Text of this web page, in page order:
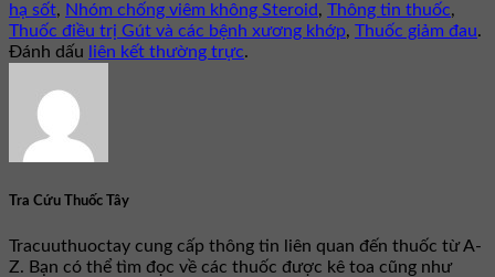
hạ sốt, Nhóm chống viêm không Steroid, Thông tin thuốc,
Thuốc điều trị Gút và các bệnh xương khớp, Thuốc giảm đau.
Đánh dấu
liên kết thường trực.
Tra Cứu Thuốc Tây
Tracuuthuoctay cung cấp thông tin liên quan đến thuốc từ A-
Z. Bạn có thể tìm đọc về các thuốc được kê toa cũng như